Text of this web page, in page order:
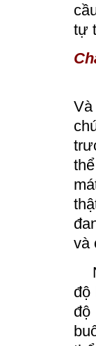
tự
và
độ